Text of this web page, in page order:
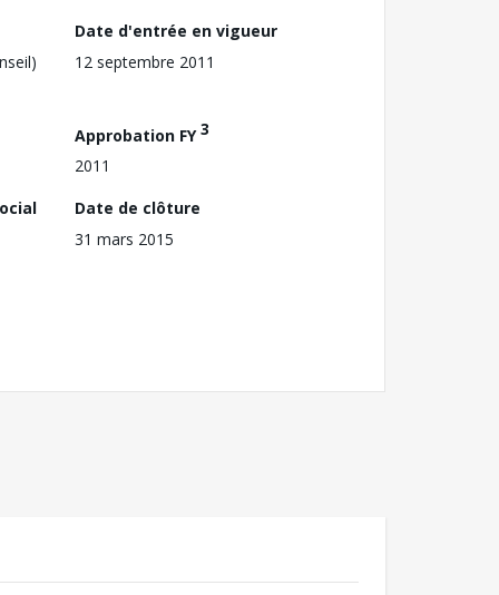
Date d'entrée en vigueur
12 septembre 2011
Approbation FY3
2011
Date de clôture
31 mars 2015